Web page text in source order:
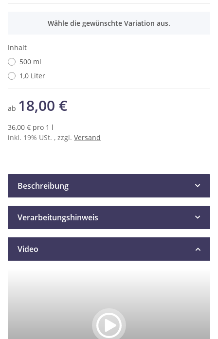
Wähle die gewünschte Variation aus.
Inhalt
500 ml
1,0 Liter
ab 18,00 €
36,00 € pro 1 l
inkl. 19% USt. , zzgl. Versand
Beschreibung
Verarbeitungshinweis
Video